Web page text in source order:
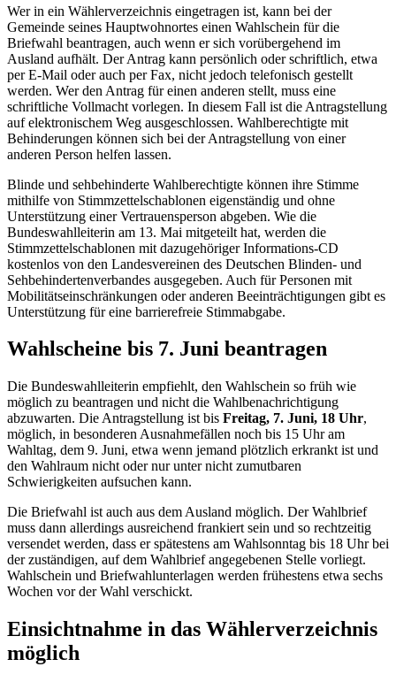
Wer in ein Wählerverzeichnis eingetragen ist, kann bei der
Gemeinde seines Hauptwohnortes einen Wahlschein für die
Briefwahl beantragen, auch wenn er sich vorübergehend im
Ausland aufhält. Der Antrag kann persönlich oder schriftlich, etwa
perE-Mail oder auch per Fax, nicht jedoch telefonisch gestellt
werden. Wer den Antrag für einen anderen stellt, muss eine
schriftliche Vollmacht vorlegen. In diesem Fall ist die Antragstellung
auf elektronischem Weg ausgeschlossen. Wahlberechtigte mit
Behinderungen können sich bei der Antragstellung von einer
anderen Person helfen lassen.
Blinde und sehbehinderte Wahlberechtigte können ihre Stimme
mithilfe von Stimmzettelschablonen eigenständig und ohne
Unterstützung einer Vertrauensperson abgeben. Wie die
Bundeswahlleiterin am 13. Mai mitgeteilt hat, werden die
Stimmzettelschablonen mit dazugehöriger Informations-CD
kostenlos von den Landesvereinen des Deutschen Blinden- und
Sehbehindertenverbandes ausgegeben. Auch für Personen mit
Mobilitätseinschränkungen oder anderen Beeinträchtigungen gibt es
Unterstützung für eine barrierefreie Stimmabgabe.
Wahlscheine bis 7. Juni beantragen
Die Bundeswahlleiterin empfiehlt, den Wahlschein so früh wie
möglich zu beantragen und nicht die Wahlbenachrichtigung
abzuwarten. Die Antragstellung ist bis Freitag, 7. Juni, 18 Uhr,
möglich, in besonderen Ausnahmefällen noch bis 15 Uhr am
Wahltag, dem 9. Juni, etwa wenn jemand plötzlich erkrankt ist und
den Wahlraum nicht oder nur unter nicht zumutbaren
Schwierigkeiten aufsuchen kann.
Die Briefwahl ist auch aus dem Ausland möglich. Der Wahlbrief
muss dann allerdings ausreichend frankiert sein und so rechtzeitig
versendet werden, dass er spätestens am Wahlsonntag bis 18 Uhr bei
der zuständigen, auf dem Wahlbrief angegebenen Stelle vorliegt.
Wahlschein und Briefwahlunterlagen werden frühestens etwa sechs
Wochen vor der Wahl verschickt.
Einsichtnahme in das Wählerverzeichnis
möglich